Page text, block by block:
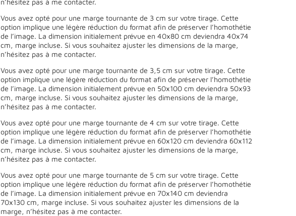
Vous avez opté pour une marge tournante de 3 cm sur votre tirage. Cette
option implique une légère réduction du format afin de préserver l’homothétie
de l’image. La dimension initialement prévue en 40x80 cm deviendra 40x74
cm, marge incluse. Si vous souhaitez ajuster les dimensions de la marge,
n’hésitez pas à me contacter.
Vous avez opté pour une marge tournante de 3,5 cm sur votre tirage. Cette
option implique une légère réduction du format afin de préserver l’homothétie
de l’image. La dimension initialement prévue en 50x100 cm deviendra 50x93
cm, marge incluse. Si vous souhaitez ajuster les dimensions de la marge,
n’hésitez pas à me contacter.
Vous avez opté pour une marge tournante de 4 cm sur votre tirage. Cette
option implique une légère réduction du format afin de préserver l’homothétie
de l’image. La dimension initialement prévue en 60x120 cm deviendra 60x112
cm, marge incluse. Si vous souhaitez ajuster les dimensions de la marge,
n’hésitez pas à me contacter.
Vous avez opté pour une marge tournante de 5 cm sur votre tirage. Cette
option implique une légère réduction du format afin de préserver l’homothétie
de l’image. La dimension initialement prévue en 70x140 cm deviendra
70x130 cm, marge incluse. Si vous souhaitez ajuster les dimensions de la
marge, n’hésitez pas à me contacter.